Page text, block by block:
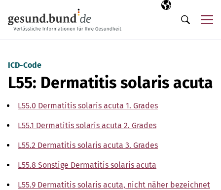
Ausgewählte
DE
Suche
ICD-Code
L55: Dermatitis solaris acuta
L55.0 Dermatitis solaris acuta 1. Grades
L55.1 Dermatitis solaris acuta 2. Grades
L55.2 Dermatitis solaris acuta 3. Grades
L55.8 Sonstige Dermatitis solaris acuta
L55.9 Dermatitis solaris acuta, nicht näher bezeichnet